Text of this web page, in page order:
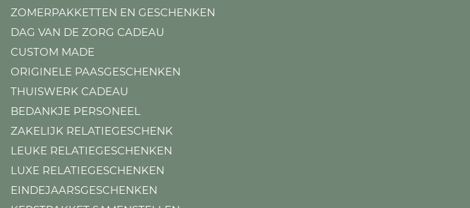
ZOMERPAKKETTEN EN GESCHENKEN
DAG VAN DE ZORG CADEAU
CUSTOM MADE
ORIGINELE PAASGESCHENKEN
THUISWERK CADEAU
BEDANKJE PERSONEEL
ZAKELIJK RELATIEGESCHENK
LEUKE RELATIEGESCHENKEN
LUXE RELATIEGESCHENKEN
EINDEJAARSGESCHENKEN